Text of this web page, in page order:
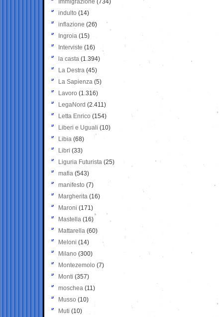
Immigrazione (734)
indulto (14)
inflazione (26)
Ingroia (15)
Interviste (16)
la casta (1.394)
La Destra (45)
La Sapienza (5)
Lavoro (1.316)
LegaNord (2.411)
Letta Enrico (154)
Liberi e Uguali (10)
Libia (68)
Libri (33)
Liguria Futurista (25)
mafia (543)
manifesto (7)
Margherita (16)
Maroni (171)
Mastella (16)
Mattarella (60)
Meloni (14)
Milano (300)
Montezemolo (7)
Monti (357)
moschea (11)
Musso (10)
Muti (10)